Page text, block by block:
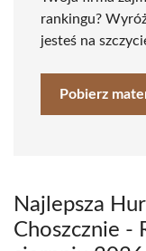
rankingu?
jesteś na
Pobierz
Najlepsza
Choszcznie -